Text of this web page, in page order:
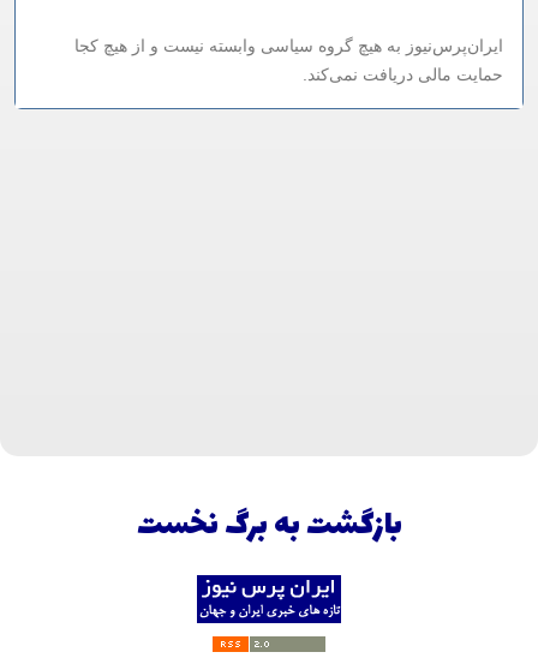
ایران‌پرس‌نیوز به هیچ گروه سیاسی وابسته نیست و از هیچ کجا
حمایت مالی دریافت نمی‌کند.
بازگشت به برگ نخست